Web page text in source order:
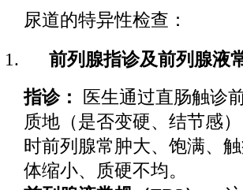
尿道的特异性检查：
前列腺指诊及前列腺液
指诊：
医生通过直肠触诊
质地（是否变硬、结节感
时前列腺常肿大、饱满、
体缩小、质硬不均。